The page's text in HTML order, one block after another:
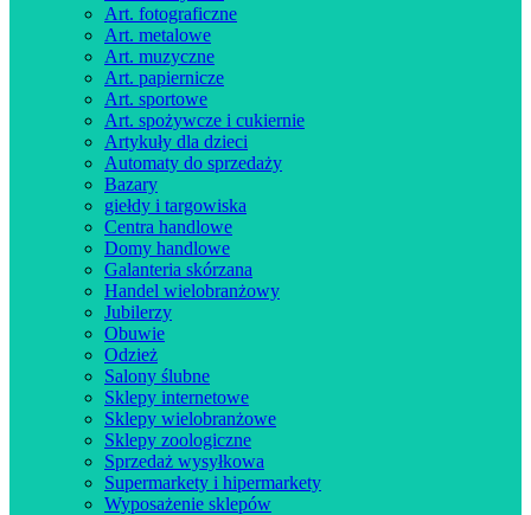
Art. fotograficzne
Art. metalowe
Art. muzyczne
Art. papiernicze
Art. sportowe
Art. spożywcze i cukiernie
Artykuły dla dzieci
Automaty do sprzedaży
Bazary
giełdy i targowiska
Centra handlowe
Domy handlowe
Galanteria skórzana
Handel wielobranżowy
Jubilerzy
Obuwie
Odzież
Salony ślubne
Sklepy internetowe
Sklepy wielobranżowe
Sklepy zoologiczne
Sprzedaż wysyłkowa
Supermarkety i hipermarkety
Wyposażenie sklepów